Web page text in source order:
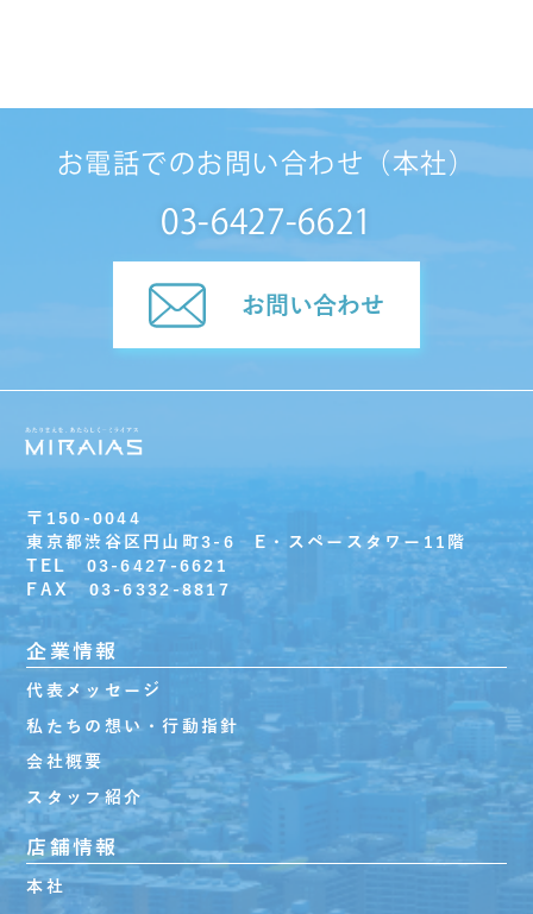
お電話でのお問い合わせ（本社）
03-6427-6621
お問い合わせ
〒150-0044
東京都渋谷区円山町3-6 E・スペースタワー11階
TEL 03-6427-6621
FAX 03-6332-8817
企業情報
代表メッセージ
私たちの想い・行動指針
会社概要
スタッフ紹介
店舗情報
本社